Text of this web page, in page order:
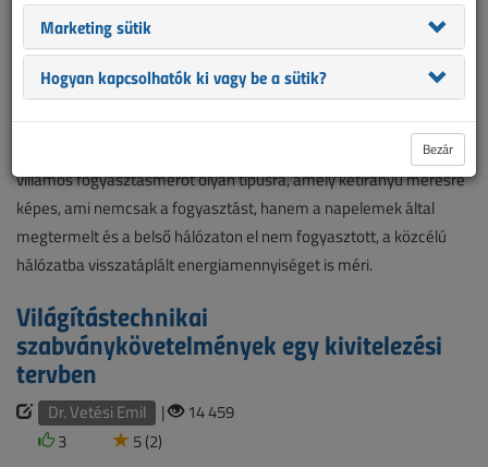
inverter alakítja át a hálózattal szinkronban levő váltakozó
feszültséggé. A hazánkban használható inverterek csoportja
rendkívül szűk, a hálózati engedélyesek által elfogadott típusok
szerelhetők csak fel. A napelemes rendszer telepítését követően
(ha közben már végigfutott a háztartási méretű kiserőmű [HMKE]
villamos fogyasztásmérőt olyan típusra, amely kétirányú mérésre
képes, ami nemcsak a fogyasztást, hanem a napelemek által
megtermelt és a belső hálózaton el nem fogyasztott, a közcélú
hálózatba visszatáplált energiamennyiséget is méri.
Világítástechnikai
szabványkövetelmények egy kivitelezési
tervben
Dr. Vetési Emil |
14 459
3
5 (2)
Marketing sütik
Hogyan kapcsolhatók ki vagy be a sütik?
Bezár